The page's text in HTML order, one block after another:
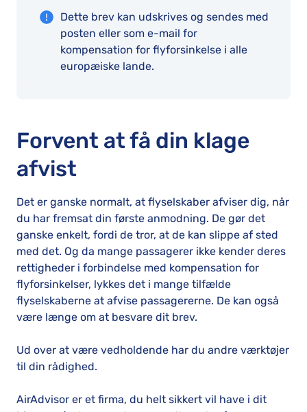
Dette brev kan udskrives og sendes med
posten eller som e-mail for
kompensation for flyforsinkelse i alle
europæiske lande.
Forvent at få din klage
afvist
Det er ganske normalt, at flyselskaber afviser dig, når
du har fremsat din første anmodning. De gør det
ganske enkelt, fordi de tror, at de kan slippe af sted
med det. Og da mange passagerer ikke kender deres
rettigheder i forbindelse med kompensation for
flyforsinkelser, lykkes det i mange tilfælde
flyselskaberne at afvise passagererne. De kan også
være længe om at besvare dit brev.
Ud over at være vedholdende har du andre værktøjer
til din rådighed.
AirAdvisor er et firma, du helt sikkert vil have i dit